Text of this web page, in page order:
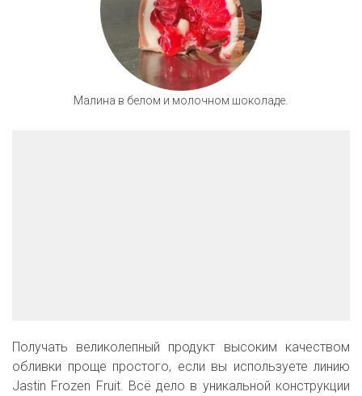
Малина в белом и молочном шоколаде.
Получать великолепный продукт высоким качеством
обливки проще простого, если вы используете линию
Jastin Frozen Fruit. Всё дело в уникальной конструкции